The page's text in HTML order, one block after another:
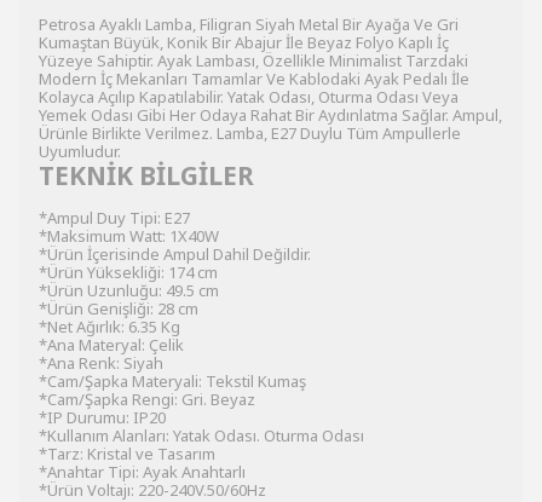
Petrosa Ayaklı Lamba, Filigran Siyah Metal Bir Ayağa Ve Gri
Kumaştan Büyük, Konik Bir Abajur İle Beyaz Folyo Kaplı İç
Yüzeye Sahiptir. Ayak Lambası, Özellikle Minimalist Tarzdaki
Modern İç Mekanları Tamamlar Ve Kablodaki Ayak Pedalı İle
Kolayca Açılıp Kapatılabilir. Yatak Odası, Oturma Odası Veya
Yemek Odası Gibi Her Odaya Rahat Bir Aydınlatma Sağlar. Ampul,
Ürünle Birlikte Verilmez. Lamba, E27 Duylu Tüm Ampullerle
Uyumludur.
TEKNİK BİLGİLER
*Ampul Duy Tipi: E27
*Maksimum Watt: 1X40W
*Ürün İçerisinde Ampul Dahil Değildir.
*Ürün Yüksekliği: 174 cm
*Ürün Uzunluğu: 49.5 cm
*Ürün Genişliği: 28 cm
*Net Ağırlık: 6.35 Kg
*Ana Materyal: Çelik
*Ana Renk: Siyah
*Cam/Şapka Materyali: Tekstil Kumaş
*Cam/Şapka Rengi: Gri. Beyaz
*IP Durumu: IP20
*Kullanım Alanları: Yatak Odası. Oturma Odası
*Tarz: Kristal ve Tasarım
*Anahtar Tipi: Ayak Anahtarlı
*Ürün Voltajı: 220-240V.50/60Hz